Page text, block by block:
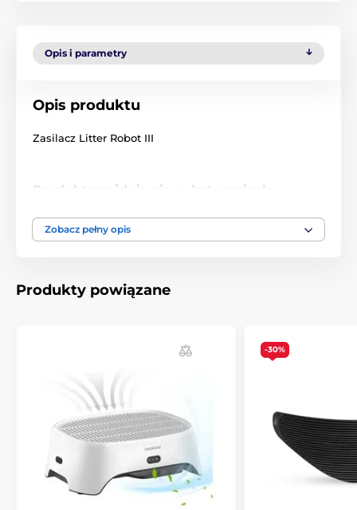
Opis i parametry
Opis produktu
Zasilacz Litter Robot III
Produkt znajduje się w kategoriach
Akcesoria do kuwet
Zobacz pełny opis
Produkty powiązane
-30%